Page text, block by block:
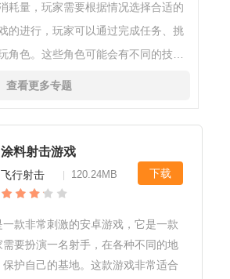
耗量，玩家需要根据情况选择合适的
的进行，玩家可以通过完成任务、挑
角色。这些角色可能会有不同的技能
和多样化。游戏中可以增加多人模
查看更多专题
涂料射击游戏
飞行射击 120.24MB 下载
款非常刺激的安卓游戏，它是一款
要扮演一名射手，在各种不同的地
保护自己的基地。这款游戏非常适合